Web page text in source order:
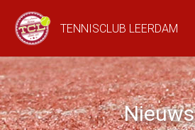
TENNISCLUB LEERDAM
Nieuws